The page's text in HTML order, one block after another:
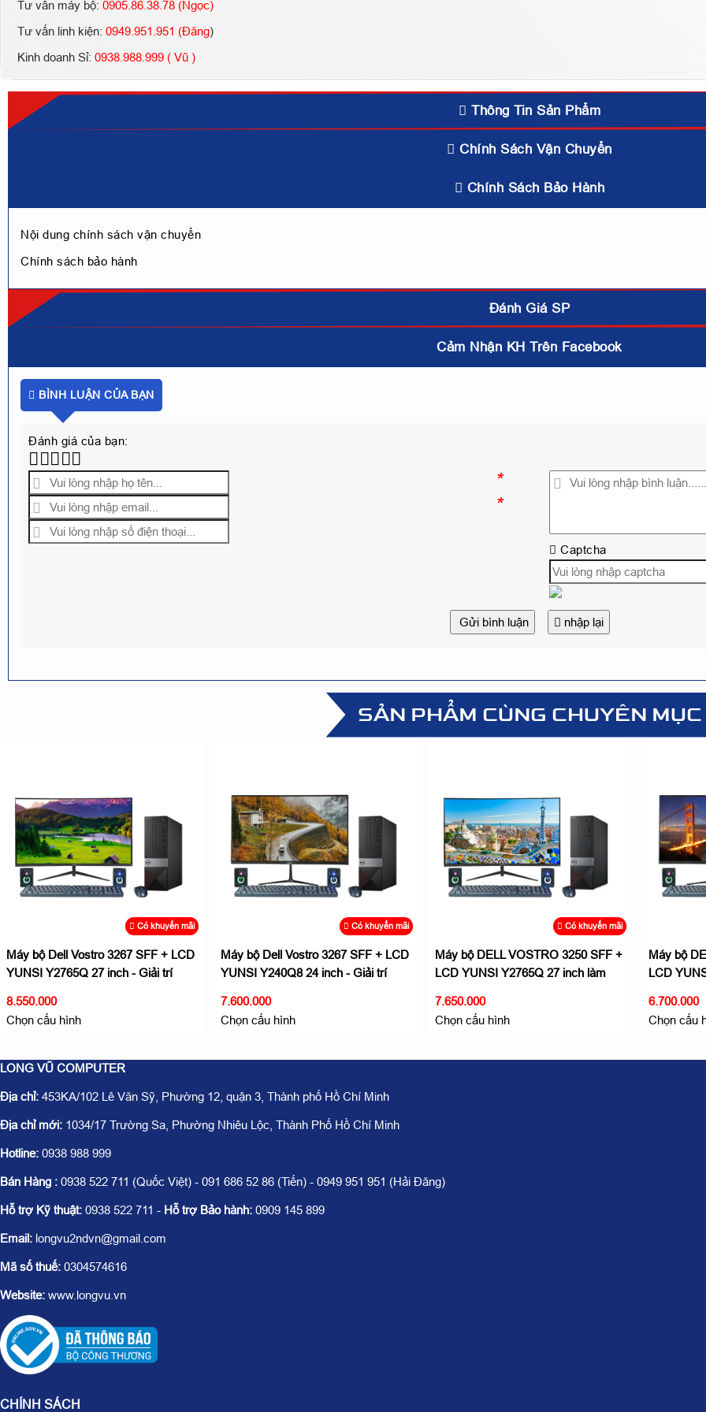
Tư vấn máy bộ: 0905.86.38.78 (Ngọc)
Tư vấn linh kiện: 0949.951.951 (Đăng)
Kinh doanh Sỉ: 0938.988.999 ( Vũ )
Thông Tin Sản Phẩm
Chính Sách Vận Chuyển
Chính Sách Bảo Hành
Nội dung chính sách vận chuyển
Chính sách bảo hành
Đánh Giá SP
Cảm Nhận KH Trên Facebook
BÌNH LUẬN CỦA BẠN
Đánh giá của bạn:
*
*
Captcha
Gửi bình luận nhập lại
SẢN PHẨM CÙNG CHUYÊN MỤC
Có khuyến mãi
Máy bộ Dell Vostro 3267 SFF + LCD
YUNSI Y240Q8 24 inch - Giải trí
7.600.000
Chọn cấu hình
Có khuyến mãi
Máy bộ DELL VOSTRO 3250 SFF +
LCD YUNSI Y2765Q 27 inch làm
7.650.000
Chọn cấu hình
Có khuyến mãi
Máy bộ DELL VOSTRO 3250 SFF +
LCD YUNSI Y240Q8 24 inch làm
6.700.000
Chọn cấu hình
Máy
LCD
Chọn
LONG VŨ COMPUTER
Địa chỉ: 453KA/102 Lê Văn Sỹ, Phường 12, quận 3, Thành phố Hồ Chí Minh
Địa chỉ mới: 1034/17 Trường Sa, Phường Nhiêu Lộc, Thành Phố Hồ Chí Minh
Hotline: 0938 988 999
Bán Hàng : 0938 522 711 (Quốc Việt) - 091 686 52 86 (Tiến) - 0949 951 951 (Hải Đăng)
Hỗ trợ Kỹ thuật: 0938 522 711 - Hỗ trợ Bảo hành: 0909 145 899
Email: longvu2ndvn@gmail.com
Mã số thuế: 0304574616
Website: www.longvu.vn
CHÍNH SÁCH